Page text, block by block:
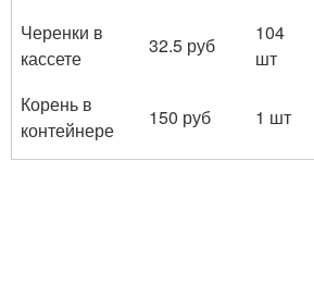
Черенки в
кассете
32.5 руб
104
шт
Корень в
контейнере
150 руб 1 шт